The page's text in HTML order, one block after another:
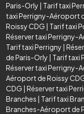
Paris-Orly | Tarif taxi
taxi Perrigny-Aéroport
Roissy CDG | Tarif taxi
Réserver taxi Perrigny-
Tarif taxi Perrigny |
de Paris-Orly | Tarif taxi
Réserver taxi Perrigny-
Aéroport de Roissy
CDG | Réserver taxi
Branches | Tarif taxi
Branches-Aéroport de